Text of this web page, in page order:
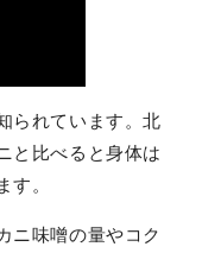
られています。北
と比べると身体は
。
ニ味噌の量やコク